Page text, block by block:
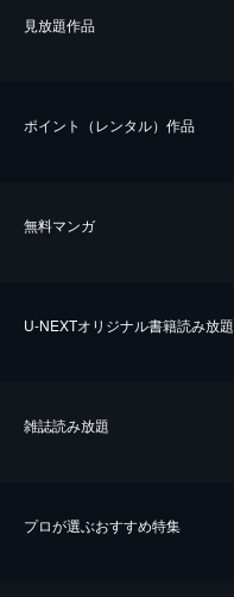
⾒放題作品
ポイント（レンタル）作品
無料マンガ
U-NEXTオリジナル書籍読み放題
雑誌読み放題
プロが選ぶおすすめ特集